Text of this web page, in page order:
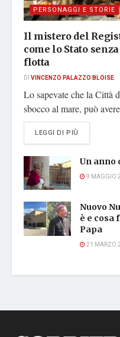
PERSONAGGI E STORIE
Il mistero del
come lo Stato
flotta
DI VINCENZO PALAZZO BLOISE
Lo sapevate che la Città
sbocco al mare, può
LEGGI DI PIÙ
Un anno
9 MAGGIO
Nuovo
è e cosa
Papa
21 MARZO